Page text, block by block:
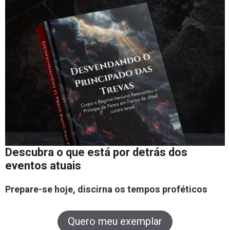
Descubra o que está por detrás dos
eventos atuais
Prepare-se hoje, discirna os tempos proféticos
Quero meu exemplar